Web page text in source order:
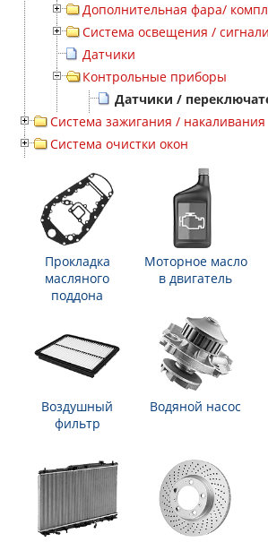
Дополнительная фара/
Система освещения /
Датчики
Контрольные приборы
Датчики /
Система зажигания / накаливания
Система очистки окон
Прокладка
масляного
поддона
Моторное масло
в двигатель
Воздушный
фильтр
Водяной насос